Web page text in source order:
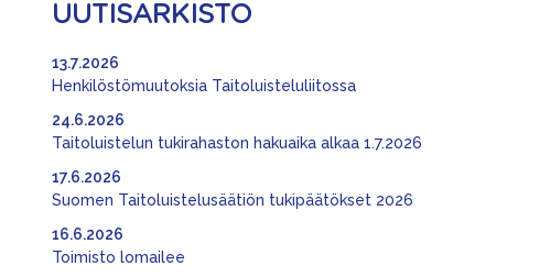
UUTISARKISTO
Henkilöstömuutoksia Taitoluisteluliitossa
13.7.2026
Taitoluistelun tukirahaston hakuaika alkaa 1.7.2026
24.6.2026
Suomen Taitoluistelusäätiön tukipäätökset 2026
17.6.2026
Toimisto lomailee
16.6.2026